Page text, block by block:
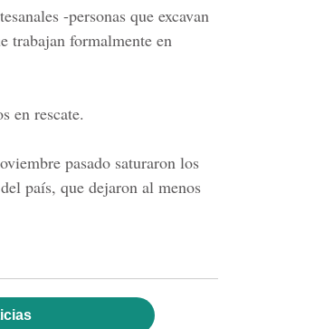
-personas que excavan
trabajan formalmente en
en rescate.
pasado saturaron los
país, que dejaron al menos